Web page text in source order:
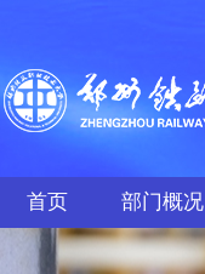
首页 部门概况